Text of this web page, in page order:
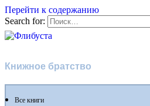
Перейти к содержанию
Search for:
Книжное братство
Все книги